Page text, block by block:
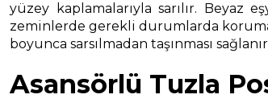
yüzey kaplamalarıyla sarılır. Beyaz
zeminlerde gerekli durumlarda koruma
boyunca sarsılmadan taşınması
Asansörlü Tuzla